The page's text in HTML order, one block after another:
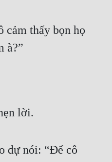
cảm thấy bọn họ
à?”
lời.
dự nói: “Để cô